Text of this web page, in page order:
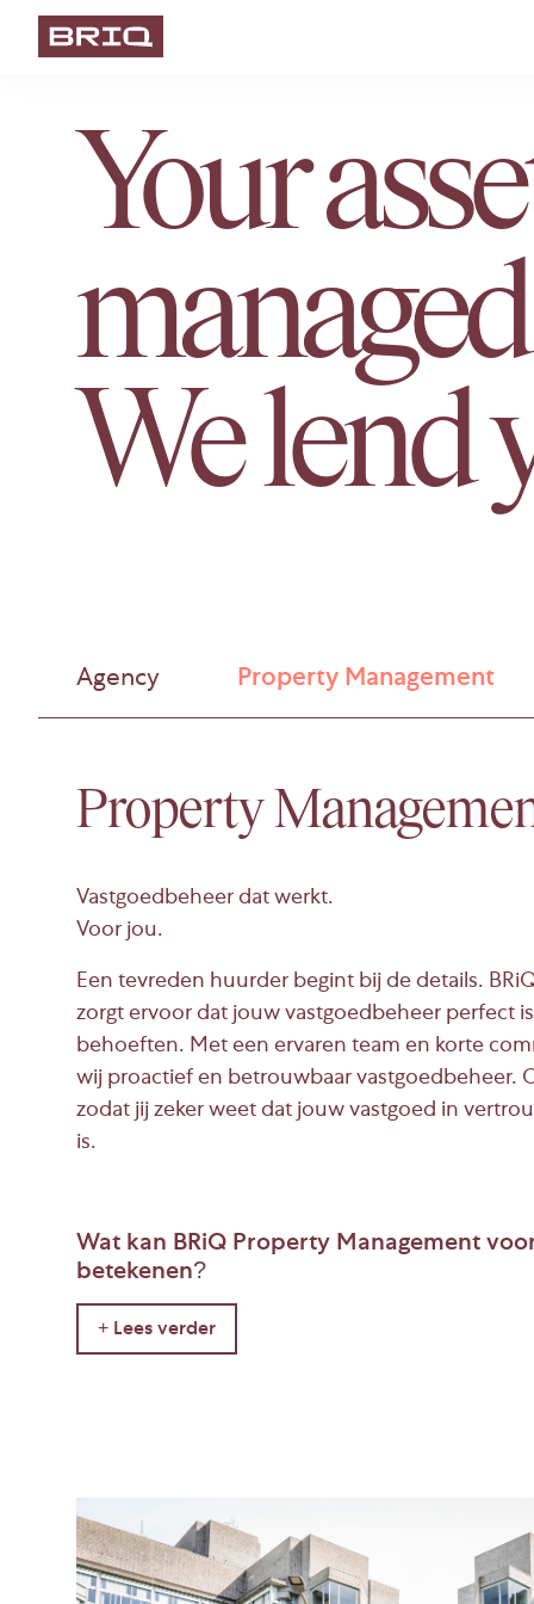
Property
Vastgoedbeheer dat werkt.
Voor jou.
Een tevreden huurder begint bij de details.
zorgt ervoor dat jouw vastgoedbeheer perfect
behoeften. Met een ervaren team en korte
wij proactief en betrouwbaar vastgoedbeheer.
zodat jij zeker weet dat jouw vastgoed in
is.
Wat kan BRiQ Property Management
betekenen?
Maatwerk vastgoedbeheer
Bij BRiQ Property Management passen we
Denk hierbij aan huurovereenkomsten,
die nodig zijn voor goed vastgoedbeheer.
Your
We lend
Agency Property Management